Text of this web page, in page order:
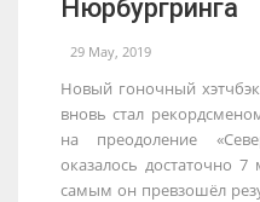
Нюрбургринга
29 May, 2019
Новый гоночный
вновь стал
на преодоление
оказалось достаточно
самым он превзошёл